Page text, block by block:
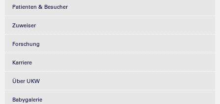
Patienten & Besucher
Zuweiser
Forschung
Karriere
Über UKW
Babygalerie